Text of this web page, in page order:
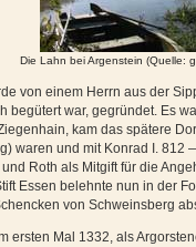
Die Lahn bei Argenstein (Quelle:
von einem Herrn aus der
begütert war, gegründet. Es
kam das spätere
waren und mit Konrad I.
Roth als Mitgift für die
Essen belehnte nun in der
von Schweinsberg
ersten Mal 1332, als